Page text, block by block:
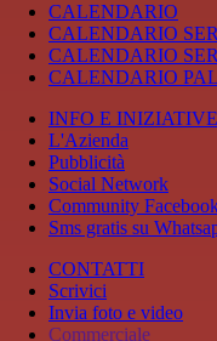
CALENDARIO
CALENDARIO
CALENDARIO
CALENDARIO
INFO E INIZIATIVE
L'Azienda
Pubblicità
Social Network
Community
Sms gratis su
CONTATTI
Scrivici
Invia foto e video
Commerciale